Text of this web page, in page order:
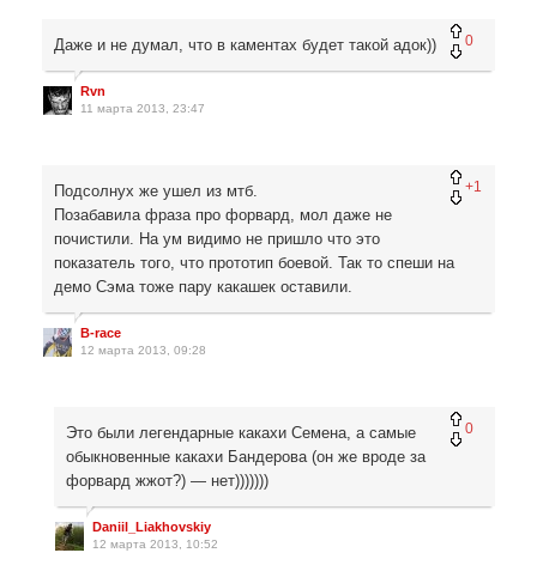
0
Даже и не думал, что в каментах будет такой адок))
Rvn
11 марта 2013, 23:47
+1
Подсолнух же ушел из мтб.
Позабавила фраза про форвард, мол даже не
почистили. На ум видимо не пришло что это
показатель того, что прототип боевой. Так то спеши на
демо Сэма тоже пару какашек оставили.
B-race
12 марта 2013, 09:28
0
Это были легендарные какахи Семена, а самые
обыкновенные какахи Бандерова (он же вроде за
форвард жжот?) — нет)))))))
Daniil_Liakhovskiy
12 марта 2013, 10:52